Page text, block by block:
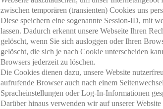
zwischen temporären (transienten) Cookies uns
Diese speichern eine sogenannte Session-ID, mit
lassen. Dadurch erkennt unsere Webseite Ihren
gelöscht, wenn Sie sich ausloggen oder Ihren
gelöscht, die sich je nach Cookie unterscheiden
Browsers jederzeit zu löschen.
Die Cookies dienen dazu, unsere Website
aufrufende Browser auch nach einem
Spracheinstellungen oder Log-In-Informationen
Darüber hinaus verwenden wir auf unserer